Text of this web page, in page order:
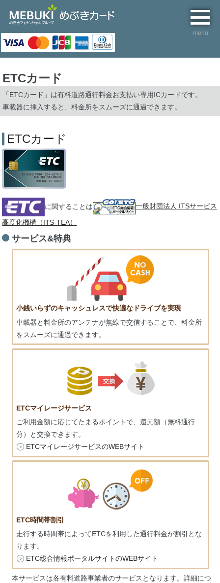
クレジットカードのお客さま
Bizプリカ
キャンペーン情報
menu
ETCカード
「ETCカード」は有料道路通行料金お支払い専用ICカードです。
車載器に挿入すると、料金所をスムーズに通過できます。
ETCカード
に関することは 一般財団法人 ITSサービス
高度化機構（ITS-TEA）
サービス&特典
小銭いらずのキャッシュレスで快適なドライブを実現
車載器と料金所のアンテナが無線で交信することで、料金所
をスムーズに通過できます。
ETCマイレージサービス
ご利用金額に応じてたまるポイントで、還元額（無料通行
分）と交換できます。
ETCマイレージサービスのWEBサイト
ETC時間帯割引
走行する時間帯によってETCを利用した通行料金が割引とな
ります。
ETC総合情報ポータルサイトのWEBサイト
本サービスは各有料道路事業者のサービスとなります。詳細につ